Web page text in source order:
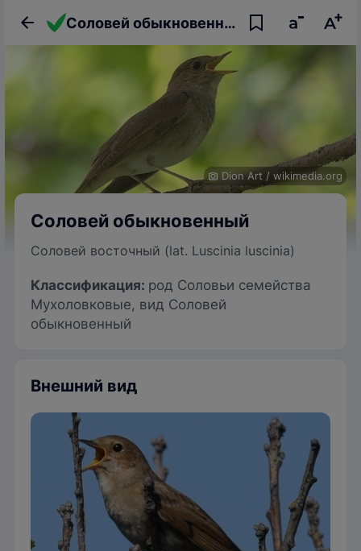
Соловей обыкновенный: описание птицы, фото, образ жизни и интересные факты
Dion Art / wikimedia.org
Соловей обыкновенный
Соловей восточный (lat. Luscinia luscinia)
Классификация: род Соловьи семейства
Мухоловковые, вид Соловей
обыкновенный
Внешний вид